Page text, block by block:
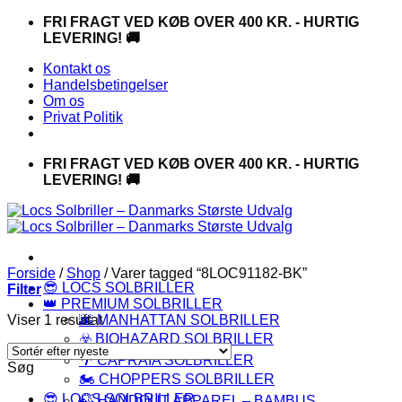
FortsætFRI FRAGT VED KØB OVER 400 KR. - HURTIG
LEVERING! 🚚
Kontakt os
Handelsbetingelser
Om os
Privat Politik
FRI FRAGT VED KØB OVER 400 KR. - HURTIG
LEVERING! 🚚
😎 LOCS SOLBRILLER
👑 PREMIUM SOLBRILLER
🌆 MANHATTAN SOLBRILLER
☣️ BIOHAZARD SOLBRILLER
🌴 CAPRAIA SOLBRILLER
🏍️ CHOPPERS SOLBRILLER
Forside / Shop /Varer tagged “8LOC91182-BK”
Filter
Viser 1 resultat
Søg
😎 LOCS SOLBRILLER